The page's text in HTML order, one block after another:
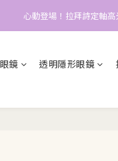
📱加入官
📱加入官
鏡 透明隱形眼鏡